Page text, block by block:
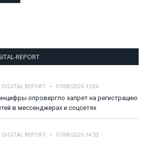
REPORT
DIGITAL REPORT
07/08/2026 15:06
опровергло запрет на регистрацию
в мессенджерах и соцсетях
DIGITAL REPORT
07/08/2026 14:53